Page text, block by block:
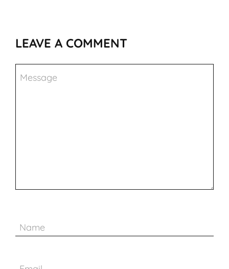
LEAVE A COMMENT